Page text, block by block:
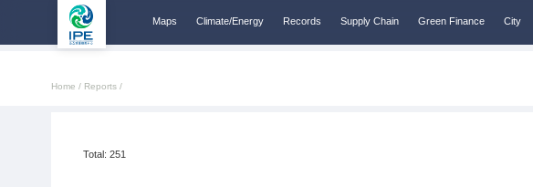
Maps Climate/Energy Records Supply Chain Green Finance City
Home / Reports /
Total: 251